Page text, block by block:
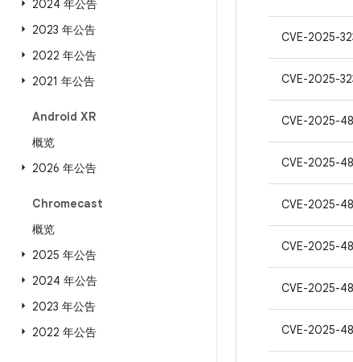
2024 年公告
2023 年公告
2022 年公告
2021 年公告
Android XR
概览
2026 年公告
Chromecast
概览
2025 年公告
2024 年公告
2023 年公告
2022 年公告
CVE-2025-
CVE-2025-
CVE-2025-
CVE-2025-
CVE-2025-
CVE-2025-
CVE-2025-
CVE-2025-